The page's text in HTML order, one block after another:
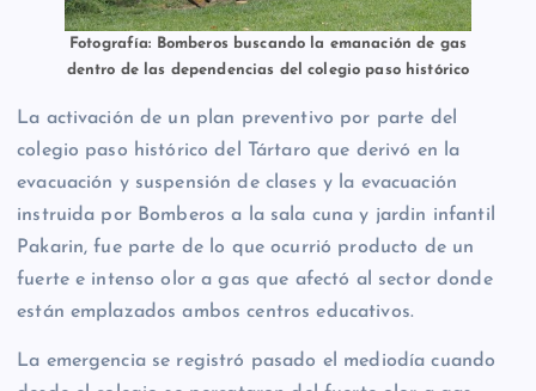
Fotografía: Bomberos buscando la emanación de gas
dentro de las dependencias del colegio paso histórico
La activación de un plan preventivo por parte del
colegio paso histórico del Tártaro que derivó en la
evacuación y suspensión de clases y la evacuación
instruida por Bomberos a la sala cuna y jardin infantil
Pakarin, fue parte de lo que ocurrió producto de un
fuerte e intenso olor a gas que afectó al sector donde
están emplazados ambos centros educativos.
La emergencia se registró pasado el mediodía cuando